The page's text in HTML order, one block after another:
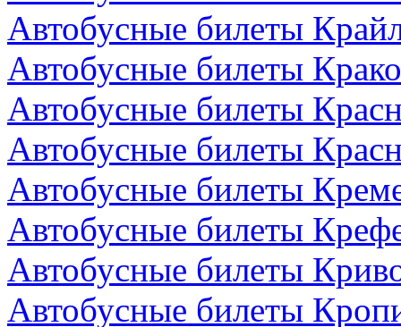
Автобусные билеты
Автобусные билеты
Автобусные билеты
Автобусные билеты
Автобусные билеты
Автобусные билеты
Автобусные билеты
Автобусные билеты